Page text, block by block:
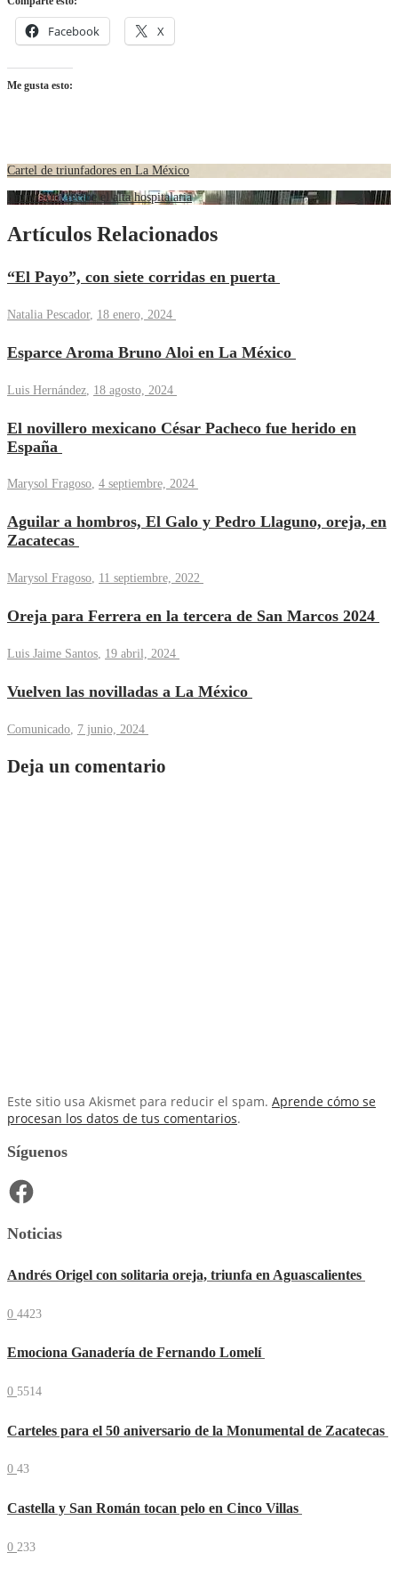
Facebook X
Me gusta esto:
Cartel de triunfadores en La México
Bruno Aloi recibe el alta hospitalaria
Artículos Relacionados
“El Payo”, con siete corridas en puerta
Natalia Pescador, 18 enero, 2024
Esparce Aroma Bruno Aloi en La México
Luis Hernández 18 agosto, 2024
El novillero mexicano César Pacheco fue herido en
España
Marysol Fragoso, 4 septiembre, 2024
Aguilar a hombros, El Galo y Pedro Llaguno, oreja, en
Zacatecas
Marysol Fragoso, 11 septiembre, 2022
Oreja para Ferrera en la tercera de San Marcos 2024
Luis Jaime Santos, 19 abril, 2024
Vuelven las novilladas a La México
Comunicado, 7 junio, 2024
Deja un comentario
Este sitio usa Akismet para reducir el spam. Aprende cómo se
procesan los datos de tus comentarios.
Síguenos
Facebook
Noticias
Andrés Origel con solitaria oreja, triunfa en Aguascalientes
0 4423
Emociona Ganadería de Fernando Lomelí
0 5514
Carteles para el 50 aniversario de la Monumental de Zacatecas
0 43
Castella y San Román tocan pelo en Cinco Villas
0 233